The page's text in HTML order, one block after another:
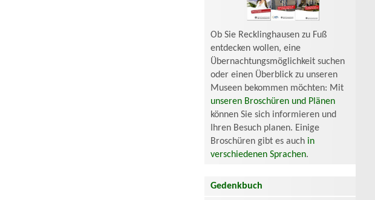
Ob Sie Recklinghausen zu Fuß
entdecken wollen, eine
Übernachtungsmöglichkeit suchen
oder einen Überblick zu unseren
Museen bekommen möchten: Mit
unseren Broschüren und Plänen
können Sie sich informieren und
Ihren Besuch planen. Einige
Broschüren gibt es auch in
verschiedenen Sprachen.
Gedenkbuch